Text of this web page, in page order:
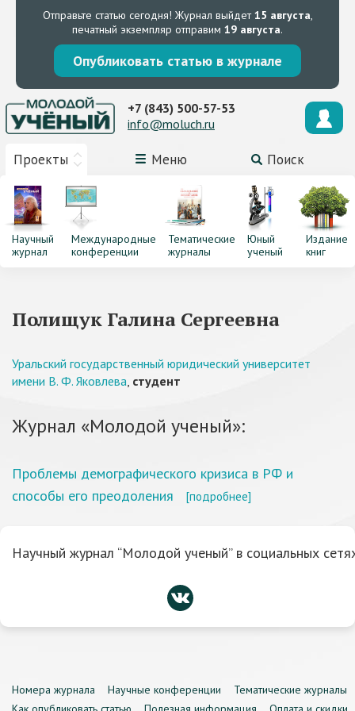
Отправьте статью сегодня! Журнал выйдет15 августа,
печатный экземпляр отправим 19 августа.
Опубликовать статью в журнале
Проекты Меню Поиск
+7 (843) 500-57-53
info@moluch.ru
Научный
журнал
Международные
конференции
Тематические
журналы
Юный
ученый
Издание
книг
Полищук Галина Сергеевна
Уральский государственный юридический университет
имени В. Ф. Яковлева, студент
Журнал «Молодой ученый»:
Проблемы демографического кризиса в РФ и
способы его преодоления
[подробнее]
Научный журнал “Молодой ученый” в социальных
Номера журнала Научные конференции
Тематические журналы